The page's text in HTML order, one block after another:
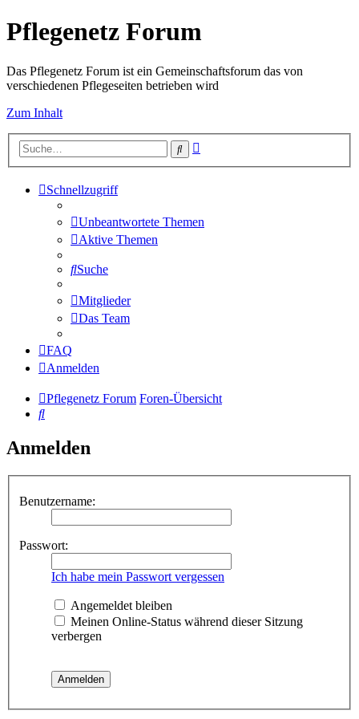
Pflegenetz Forum
Das Pflegenetz Forum ist ein Gemeinschaftsforum das von
verschiedenen Pflegeseiten betrieben wird
Zum Inhalt
Suche
Schnellzugriff
Unbeantwortete Themen
Aktive Themen
Suche
Mitglieder
Das Team
FAQ
Anmelden
Pflegenetz Forum Foren-Übersicht
Suche
Anmelden
Benutzername:
Passwort:
Ich habe mein Passwort vergessen
Angemeldet bleiben
Meinen Online-Status während dieser Sitzung
verbergen